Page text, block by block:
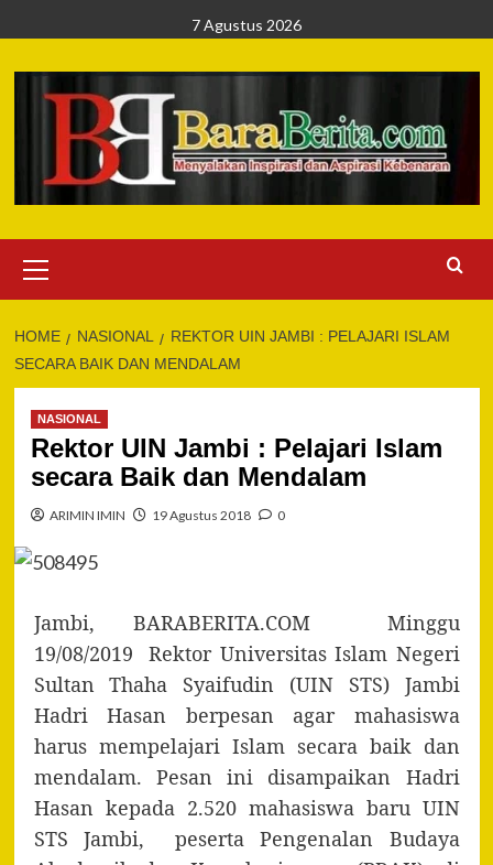
to
content
7 Agustus 2026
Menu
HOME NASIONAL
REKTOR UIN JAMBI : PELAJARI ISLAM
SECARA BAIK DAN MENDALAM
NASIONAL
Rektor UIN Jambi : Pelajari Islam
secara Baik dan Mendalam
ARIMIN IMIN 19 Agustus 2018 0
Jambi, BARABERITA.COM Minggu
19/08/2019 Rektor Universitas Islam Negeri
Sultan Thaha Syaifudin (UIN STS) Jambi
Hadri Hasan berpesan agar mahasiswa
harus mempelajari Islam secara baik dan
mendalam. Pesan ini disampaikan Hadri
Hasan kepada 2.520 mahasiswa baru UIN
STS Jambi, peserta Pengenalan Budaya